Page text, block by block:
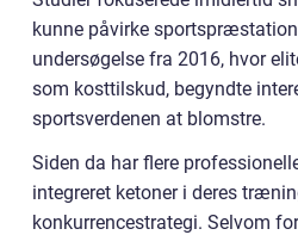
kunne påvirke
undersøgelse fra 2016, hvor
som kosttilskud, begyndte
sportsverdenen at blomstre.
Siden da har flere
integreret ketoner i deres
konkurrencestrategi. Selvom